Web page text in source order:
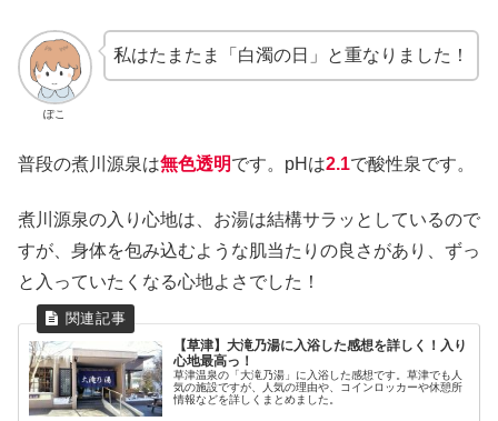
ぽこ
私はたまたま「白濁の日」と重なりました！
普段の煮川源泉は無色透明です。pHは2.1で酸性泉です。
煮川源泉の入り心地は、お湯は結構サラッとしているので
すが、身体を包み込むような肌当たりの良さがあり、ずっ
と入っていたくなる心地よさでした！
【草津】大滝乃湯に入浴した感想を詳しく！入り
心地最高っ！
草津温泉の「大滝乃湯」に入浴した感想です。草津でも人
気の施設ですが、人気の理由や、コインロッカーや休憩所
情報などを詳しくまとめました。